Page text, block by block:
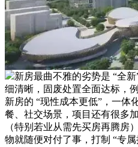
新房最曲不雅的劣势是 “全
细清晰，固废处置全面达标，
新房的 “现性成本更低”，一体
餐、社交场景，项目还有很多
（特别若业从需先买房再腾房
物就随便对付了事，打制 “专